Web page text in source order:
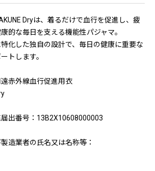
Dryは、着るだけで血行を促進し、疲
的な毎日を支える機能性パジャマ。
化した独自の設計で、毎日の健康に重要な
トします。
赤外線血行促進用衣
出番号：13B2X10608000003
造業者の氏名又は名称等：